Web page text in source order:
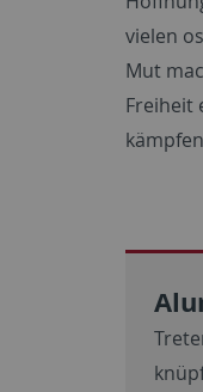
vielen
Mut
Freiheit